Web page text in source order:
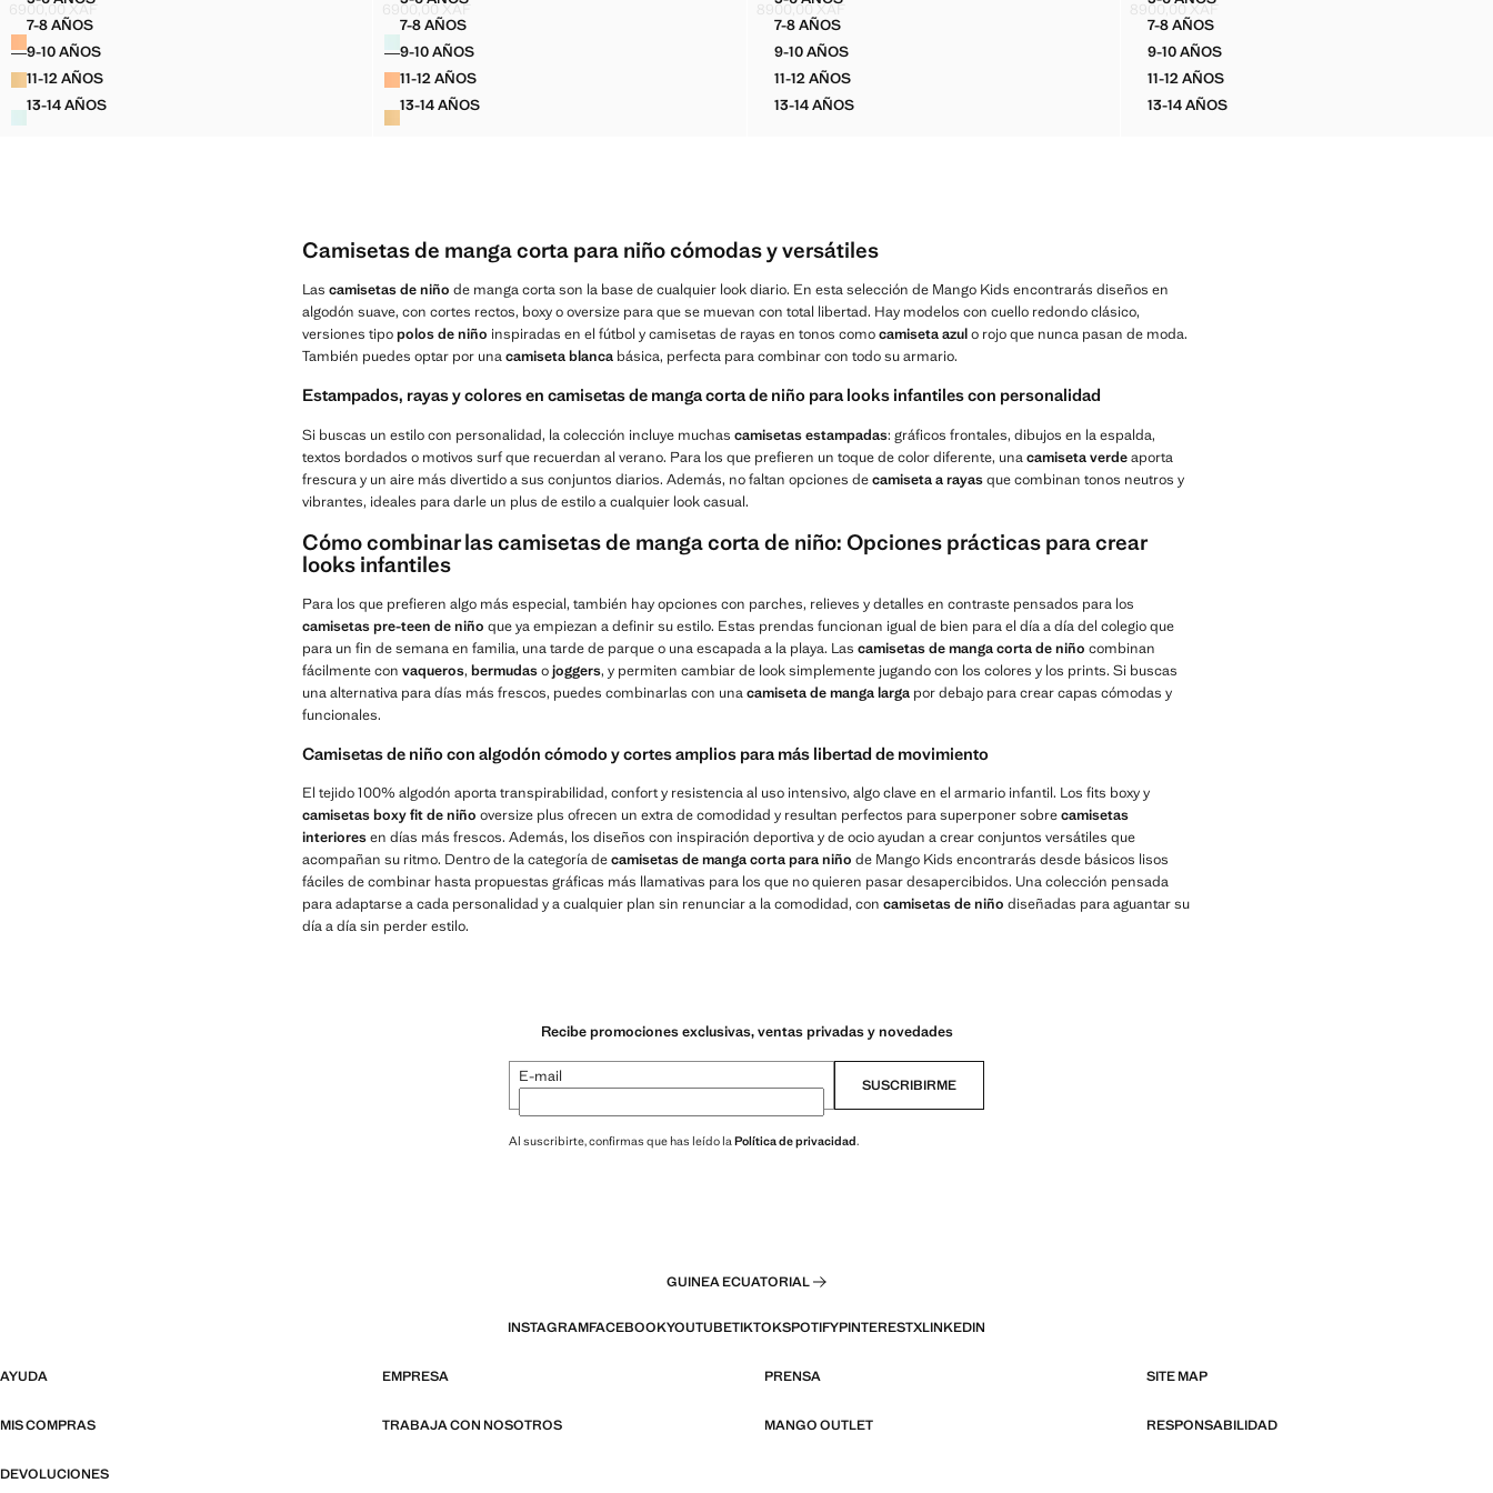
CAMISETA ALGODÓN DETALLE BOLSILLO
7-8 AÑOSCAMISETA ALGODÓN DETALLE BOLSILLO
9-10 AÑOSCAMISETA ALGODÓN DETALLE BOLSILLO
11-12 AÑOSCAMISETA ALGODÓN DETALLE BOLSILLO
13-14 AÑOSCAMISETA ALGODÓN DETALLE BOLSILLO
Precio actual [6900,00 XAF ]
6900,00 XAF
Colores
CAMISETA ALGODÓN DETALLE BOLSILLO
7-8 AÑOSCAMISETA ALGODÓN DETALLE BOLSILLO
9-10 AÑOSCAMISETA ALGODÓN DETALLE BOLSILLO
11-12 AÑOSCAMISETA ALGODÓN DETALLE BOLSILLO
13-14 AÑOSCAMISETA ALGODÓN DETALLE BOLSILLO
Precio actual [6900,00 XAF ]
6900,00 XAF
Colores
CAMISETA BOXY FIT ESTAMPADA
7-8 AÑOSCAMISETA BOXY FIT ESTAMPADA
9-10 AÑOSCAMISETA BOXY FIT ESTAMPADA
11-12 AÑOSCAMISETA BOXY FIT ESTAMPADA
13-14 AÑOSCAMISETA BOXY FIT ESTAMPADA
Precio actual [8900,00 XAF ]
8900,00 XAF
CAMISETA ALGODÓN ESTAMPADO SURF
7-8 AÑOSCAMISETA ALGODÓN ESTAMPADO SURF
9-10 AÑOSCAMISETA ALGODÓN ESTAMPADO SURF
11-12 AÑOSCAMISETA ALGODÓN ESTAMPADO SURF
13-14 AÑOSCAMISETA ALGODÓN ESTAMPADO SURF
Precio actual [8900,00 XAF ]
8900,00 XAF
Camisetas de manga corta para niño cómodas y versátiles
Las camisetas de niño de manga corta son la base de cualquier look diario. En esta selección de Mango Kids encontrarás diseños en
algodón suave, con cortes rectos, boxy o oversize para que se muevan con total libertad. Hay modelos con cuello redondo clásico,
versiones tipopolos de niño inspiradas en el fútbol y camisetas de rayas en tonos comocamiseta azulo rojo que nunca pasan de moda.
También puedes optar por unacamiseta blanca básica, perfecta para combinar con todo su armario.
Estampados, rayas y colores en camisetas de manga corta de niño para looks infantiles con personalidad
Si buscas un estilo con personalidad, la colección incluye muchas camisetas estampadas: gráficos frontales, dibujos en la espalda,
textos bordados o motivos surf que recuerdan al verano. Para los que prefieren un toque de color diferente, unacamiseta verdeaporta
frescura y un aire más divertido a sus conjuntos diarios. Además, no faltan opciones decamiseta a rayasque combinan tonos neutros y
vibrantes, ideales para darle un plus de estilo a cualquier look casual.
Cómo combinar las camisetas de manga corta de niño: Opciones prácticas para crear
looks infantiles
Para los que prefieren algo más especial, también hay opciones con parches, relieves y detalles en contraste pensados para los
camisetas pre-teen de niño que ya empiezan a definir su estilo. Estas prendas funcionan igual de bien para el día a día del colegio que
para un fin de semana en familia, una tarde de parque o una escapada a la playa. Las camisetas de manga corta de niño combinan
fácilmente con vaqueros, bermudasojoggers, y permiten cambiar de look simplemente jugando con los colores y los prints. Si buscas
una alternativa para días más frescos, puedes combinarlas con unacamiseta de manga larga por debajo para crear capas cómodas y
funcionales.
Camisetas de niño con algodón cómodo y cortes amplios para más libertad de movimiento
El tejido 100% algodón aporta transpirabilidad, confort y resistencia al uso intensivo, algo clave en el armario infantil. Los fits boxy y
camisetas boxy fit de niño oversize plus ofrecen un extra de comodidad y resultan perfectos para superponer sobrecamisetas
interioresen días más frescos. Además, los diseños con inspiración deportiva y de ocio ayudan a crear conjuntos versátiles que
acompañan su ritmo. Dentro de la categoría decamisetas de manga corta para niño de Mango Kids encontrarás desde básicos lisos
fáciles de combinar hasta propuestas gráficas más llamativas para los que no quieren pasar desapercibidos. Una colección pensada
para adaptarse a cada personalidad y a cualquier plan sin renunciar a la comodidad, con camisetas de niño diseñadas para aguantar su
día a día sin perder estilo.
Recibe promociones exclusivas, ventas privadas y novedades
E-mail SUSCRIBIRME
Al suscribirte, confirmas que has leído laPolítica de privacidad.
GUINEA ECUATORIAL
INSTAGRAMFACEBOOKYOUTUBETIKTOKSPOTIFYPINTERESTXLINKEDIN
AYUDA EMPRESA PRENSA SITE MAP
MIS COMPRAS TRABAJA CON NOSOTROS MANGO OUTLET RESPONSABILIDAD
DEVOLUCIONES